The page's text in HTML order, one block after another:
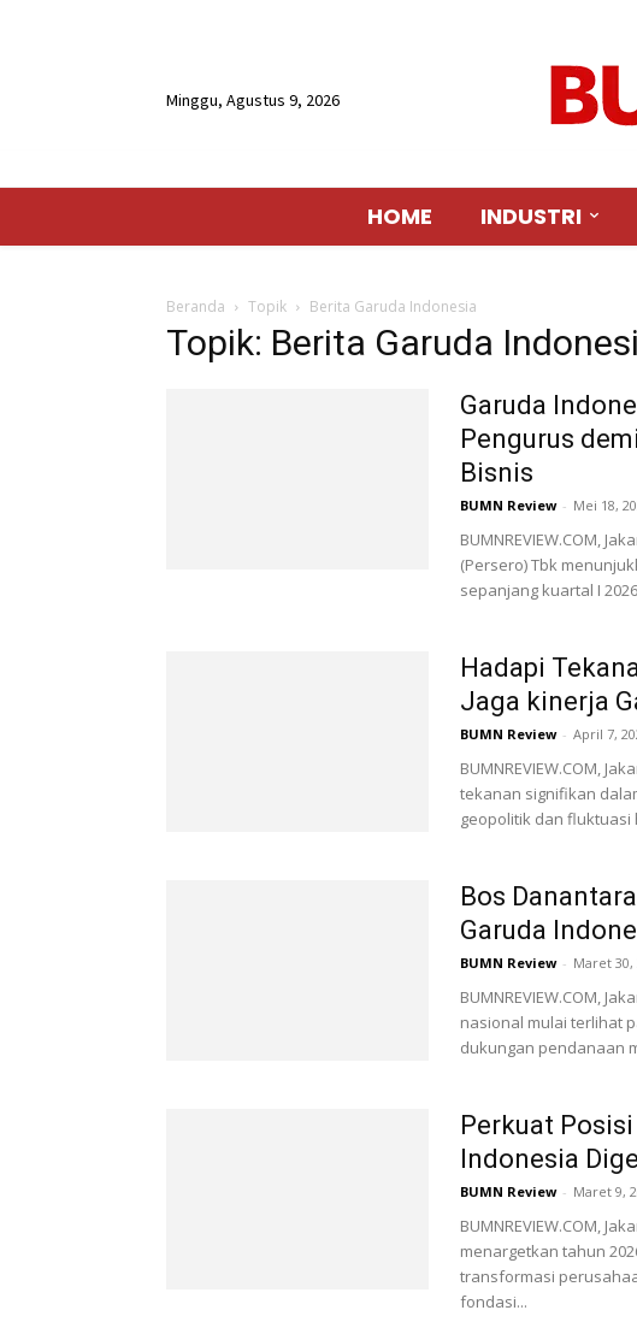
Minggu, Agustus 9, 2026
HOME INDUSTRI
Beranda Topik Berita Garuda Indonesia
Topik: Berita Garuda
Garuda
Pengurus
Bisnis
BUMN Review - Mei 18,
BUMNREVIEW.COM,
(Persero) Tbk
sepanjang kuartal I
Hadapi
Jaga kinerja
BUMN Review - April 7,
BUMNREVIEW.COM,
tekanan signifikan
geopolitik dan fluktuasi
Bos
Garuda
BUMN Review - Maret 30,
BUMNREVIEW.COM,
nasional mulai terlihat
dukungan pendanaan
Perkuat
Indonesia
BUMN Review - Maret 9,
BUMNREVIEW.COM,
menargetkan tahun
transformasi
fondasi...